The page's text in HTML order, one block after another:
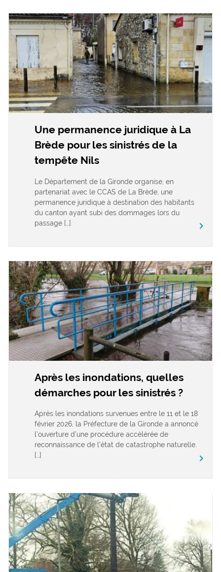
Une permanence juridique à La
Brède pour les sinistrés de la
tempête Nils
Le Département de la Gironde organise, en
partenariat avec le CCAS de La Brède, une
permanence juridique à destination des habitants
du canton ayant subi des dommages lors du
passage […]
keyboard_arrow_right
Après les inondations, quelles
démarches pour les sinistrés ?
Après les inondations survenues entre le 11 et le 18
février 2026, la Préfecture de la Gironde a annoncé
l’ouverture d’une procédure accélérée de
reconnaissance de l’état de catastrophe naturelle.
[…]
keyboard_arrow_right